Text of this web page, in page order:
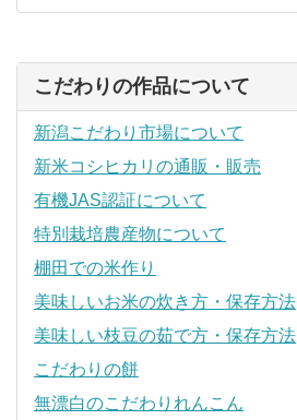
こだわりの作品について
新潟こだわり市場について
新米コシヒカリの通販・販売
有機JAS認証について
特別栽培農産物について
棚田での米作り
美味しいお米の炊き方・保存方法
美味しい枝豆の茹で方・保存方法
こだわりの餅
無漂白のこだわりれんこん